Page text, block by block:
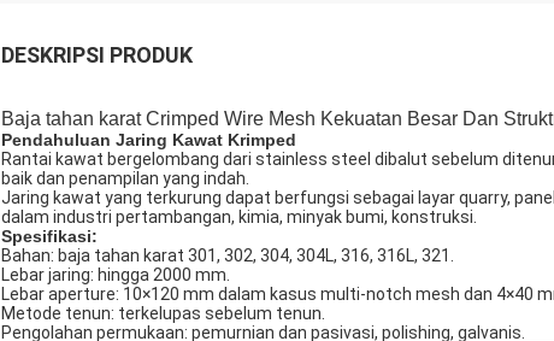
DESKRIPSI PRODUK
Baja tahan karat Crimped Wire Mesh Kekuatan Besar Dan
Pendahuluan Jaring Kawat Krimped
Rantai kawat bergelombang dari stainless steel dibalut sebelum
baik dan penampilan yang indah.
Jaring kawat yang terkurung dapat berfungsi sebagai layar quarry,
dalam industri pertambangan, kimia, minyak bumi, konstruksi.
Spesifikasi:
Bahan: baja tahan karat 301, 302, 304, 304L, 316, 316L, 321.
Lebar jaring: hingga 2000 mm.
Lebar aperture: 10×120 mm dalam kasus multi-notch mesh dan 4×40
Metode tenun: terkelupas sebelum tenun.
Pengolahan permukaan: pemurnian dan pasivasi, polishing, galvanis.